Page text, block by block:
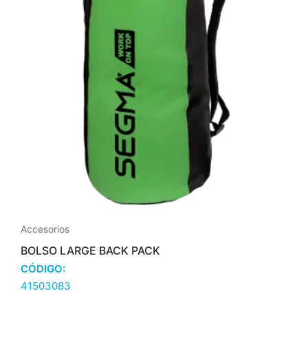
Accesorios
BOLSO LARGE BACK PACK
CÓDIGO:
41503083